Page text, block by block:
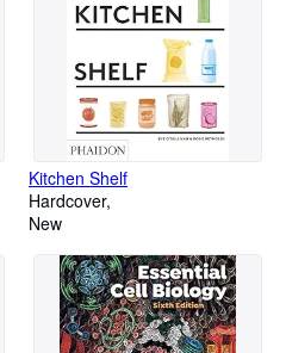
Kitchen Shelf
Hardcover
New